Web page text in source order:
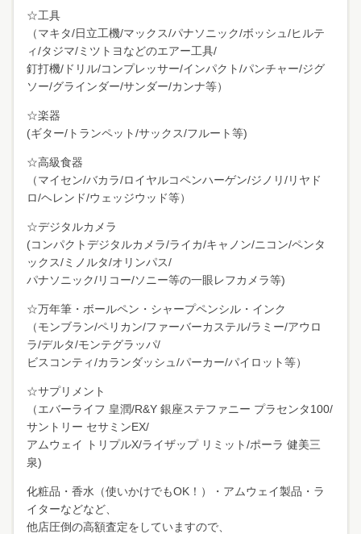
☆工具
（マキタ/日立工機/マックス/パナソニック/ボッシュ/ヒルテ
ィ/タジマ/ミツトヨなどのエアー工具/
釘打機/ドリル/コンプレッサー/インパクト/パンチャー/ジグ
ソー/グラインダー/サンダー/カンナ等）
☆楽器
(ギター/トランペット/サックス/フルート等)
☆高級食器
（マイセン/バカラ/ロイヤルコペンハーゲン/ジノリ/リヤド
ロ/ヘレンド/ウェッジウッド等）
☆デジタルカメラ
(コンパクトデジタルカメラ/ライカ/キャノン/ニコン/ペンタ
ックス/ミノルタ/オリンパス/
パナソニック/リコー/ソニー等の一眼レフカメラ等)
☆万年筆・ボールペン・シャープペンシル・インク
（モンブラン/ペリカン/ファーバーカステル/ラミー/アウロ
ラ/デルタ/モンテグラッパ/
ビスコンティ/カランダッシュ/パーカー/パイロット等）
☆サプリメント
（エバーライフ 皇潤/R&Y 銀座ステファニー プラセンタ100/
サントリー セサミンEX/
アムウェイ トリプルX/ライザップ リミット/ポーラ 健美三
泉)
化粧品・香水（使いかけでもOK！）・アムウェイ製品・ラ
イターなどなど、
他店圧倒の高額査定をしていますので、